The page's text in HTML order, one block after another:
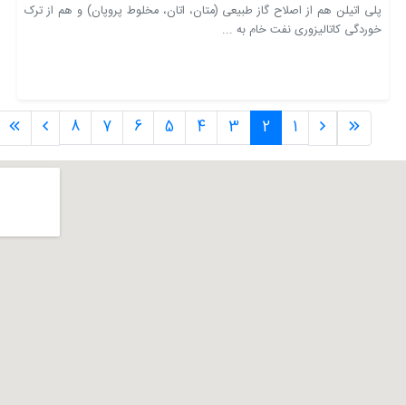
پلی اتیلن هم از اصلاح گاز طبیعی (متان، اتان، مخلوط پروپان) و هم از ترک
خوردگی کاتالیزوری نفت خام به ...
1
2
3
4
5
6
7
8